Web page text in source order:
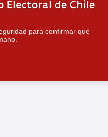
para confirmar que